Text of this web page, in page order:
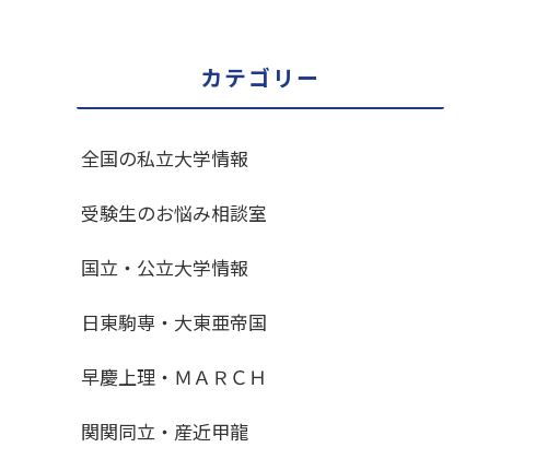
カテゴリー
全国の私立大学情報
受験生のお悩み相談室
国立・公立大学情報
日東駒専・大東亜帝国
早慶上理・ＭＡＲＣＨ
関関同立・産近甲龍